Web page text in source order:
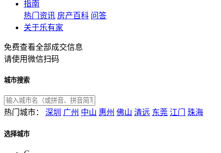
指南
热门资讯 房产百科 问答
关于乐有家
免费查看全部成交信息
请使用微信扫码
城市搜索
热门城市： 深圳 广州 中山 惠州 佛山 清远 东莞 江门 珠海
选择城市